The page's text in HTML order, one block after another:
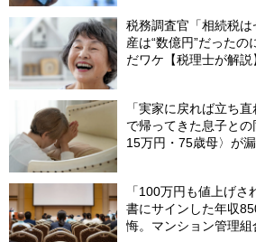
税務調査官「相続税
産は“数億円”だった
だワケ【税理士が解説
「実家に戻れば立ち
で帰ってきた息子と
15万円・75歳母〉が
「100万円も値上げ
書にサインした年収
悔。マンション管理組